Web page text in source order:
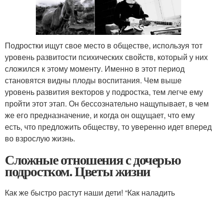
Подростки ищут свое место в обществе, используя тот
уровень развитости психических свойств, который у них
сложился к этому моменту. Именно в этот период
становятся видны плоды воспитания. Чем выше
уровень развития векторов у подростка, тем легче ему
пройти этот этап. Он бессознательно нащупывает, в чем
же его предназначение, и когда он ощущает, что ему
есть, что предложить обществу, то уверенно идет вперед
во взрослую жизнь.
Сложные отношения с дочерью
подростком. Цветы жизни
Как же быстро растут наши дети! “Как наладить